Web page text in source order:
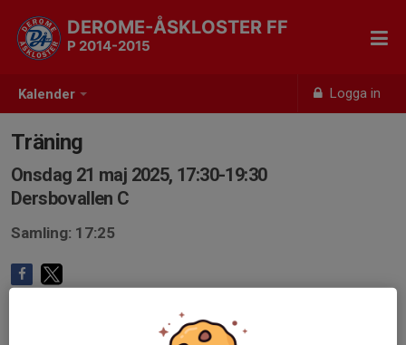
Kalender Logga in
DEROME-ÅSKLOSTER FF
P 2014-2015
Träning
Onsdag 21 maj 2025, 17:30-19:30
Dersbovallen C
Samling: 17:25